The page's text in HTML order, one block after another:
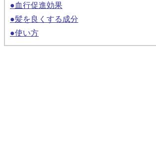
●血行促進効果
●髪を良くする成分
●使い方